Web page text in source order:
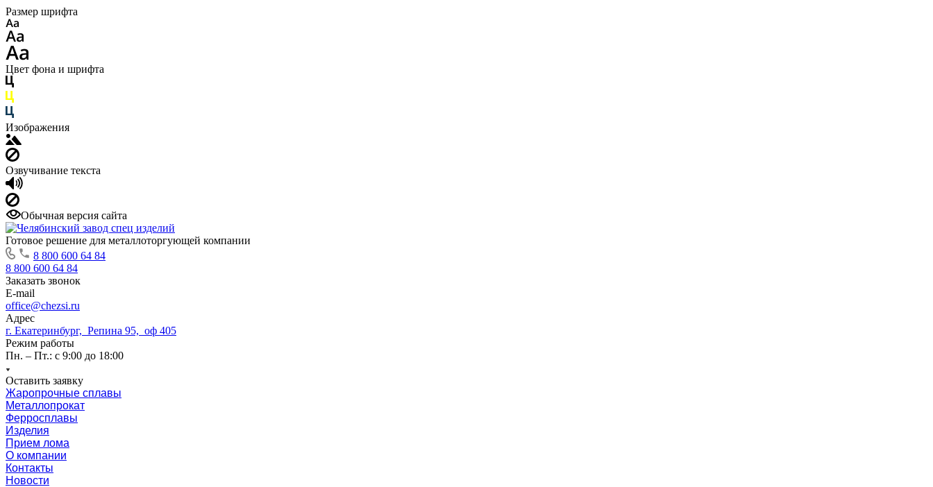
Размер шрифта
Цвет фона и шрифта
Изображения
Озвучивание текста
Обычная версия сайта
Готовое решение для металлоторгующей компании
8 800 600 64 84
8 800 600 64 84
Заказать звонок
E-mail
office@chezsi.ru
Адрес
г. Екатеринбург, Репина 95, оф 405
Режим работы
Пн. – Пт.: с 9:00 до 18:00
Оставить заявку
Жаропрочные сплавы
Металлопрокат
Ферросплавы
Изделия
Прием лома
О компании
Контакты
Новости